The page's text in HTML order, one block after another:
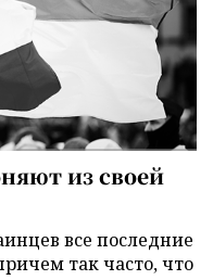
из своей
все последние
так часто, что